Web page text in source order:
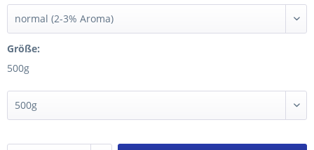
Größe:
500g